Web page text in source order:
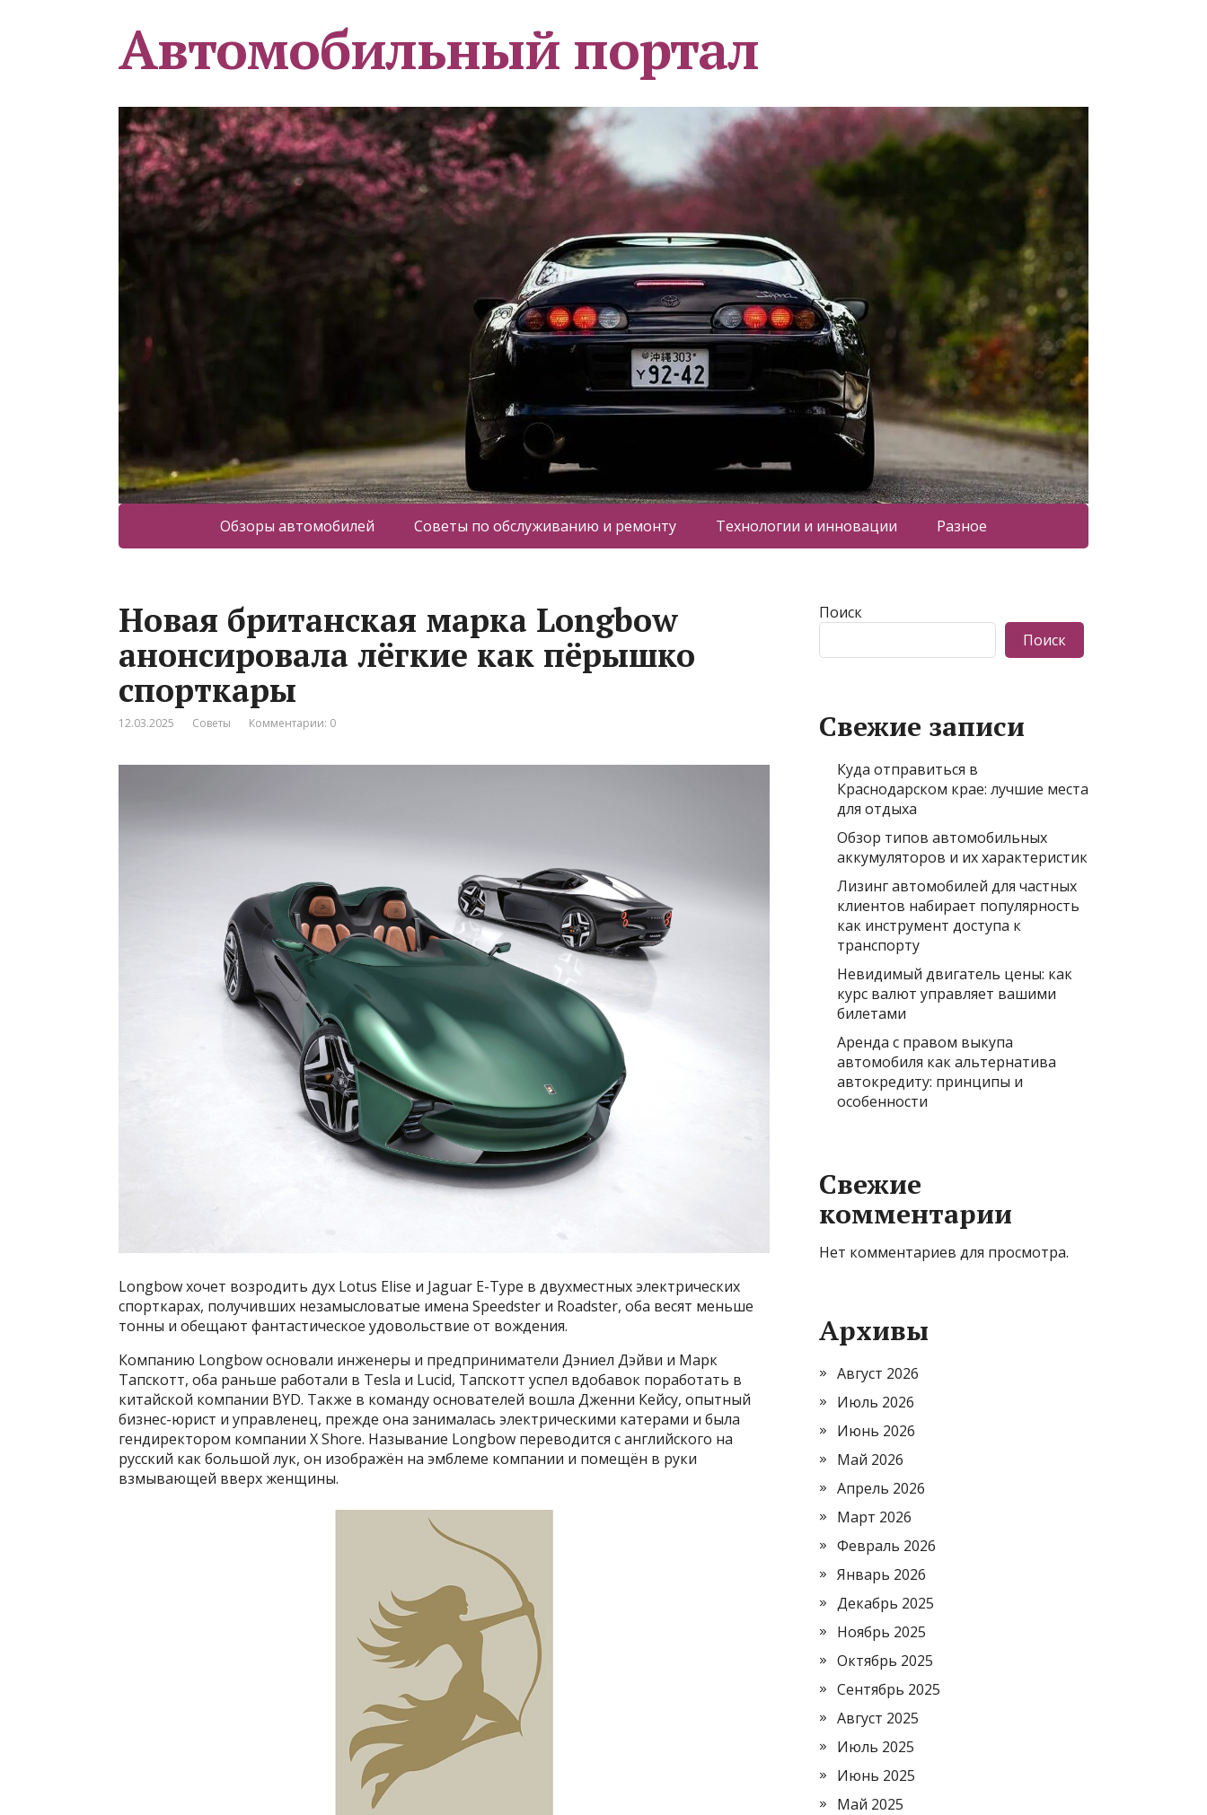
Автомобильный портал
Обзоры автомобилей Советы по обслуживанию и ремонту Технологии и инновации Разное
Новая британская марка Longbow
анонсировала лёгкие как пёрышко
спорткары
12.03.2025 Советы Комментарии: 0
Longbow хочет возродить дух Lotus Elise и Jaguar E-Type в двухместных электрических
спорткарах, получивших незамысловатые имена Speedster и Roadster, оба весят меньше
тонны и обещают фантастическое удовольствие от вождения.
Компанию Longbow основали инженеры и предприниматели Дэниел Дэйви и Марк
Тапскотт, оба раньше работали в Tesla и Lucid, Тапскотт успел вдобавок поработать в
китайской компании BYD. Также в команду основателей вошла Дженни Кейсу, опытный
бизнес-юрист и управленец, прежде она занималась электрическими катерами и была
гендиректором компании X Shore. Называние Longbow переводится с английского на
русский как большой лук, он изображён на эмблеме компании и помещён в руки
взмывающей вверх женщины.
Поиск
Поиск
Свежие записи
Куда отправиться в
Краснодарском крае: лучшие места
для отдыха
Обзор типов автомобильных
аккумуляторов и их характеристик
Лизинг автомобилей для частных
клиентов набирает популярность
как инструмент доступа к
транспорту
Невидимый двигатель цены: как
курс валют управляет вашими
билетами
Аренда с правом выкупа
автомобиля как альтернатива
автокредиту: принципы и
особенности
Свежие
комментарии
Нет комментариев для просмотра.
Архивы
Август 2026
Июль 2026
Июнь 2026
Май 2026
Апрель 2026
Март 2026
Февраль 2026
Январь 2026
Декабрь 2025
Ноябрь 2025
Октябрь 2025
Сентябрь 2025
Август 2025
Июль 2025
Июнь 2025
Май 2025